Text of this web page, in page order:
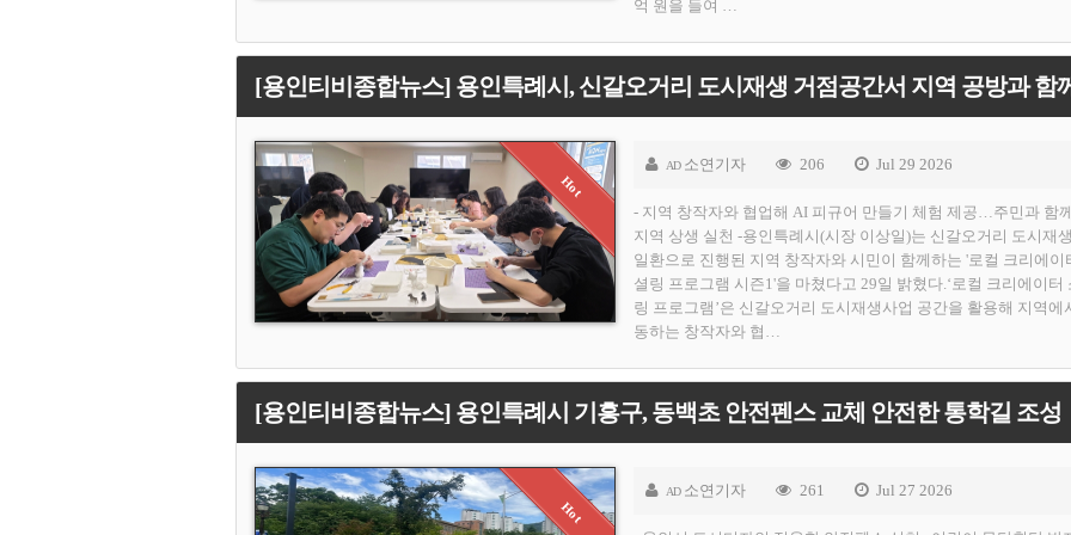
억 원을 들여 …
AD 소연기자 206 Jul 29 2026
- 지역 창작자와 협업해 AI 피규어 만들기 체험 제공…주민과 함
지역 상생 실천 -용인특례시(시장 이상일)는 신갈오거리 도시재
일환으로 진행된 지역 창작자와 시민이 함께하는 '로컬 크리에이
셜링 프로그램 시즌1'을 마쳤다고 29일 밝혔다.‘로컬 크리에이터
링 프로그램’은 신갈오거리 도시재생사업 공간을 활용해 지역에
동하는 창작자와 협…
[용인티비종합뉴스] 용인특례시 기흥구, 동백초 안전펜스 교체 안전한 통학길 조성
AD 소연기자 261 Jul 27 2026